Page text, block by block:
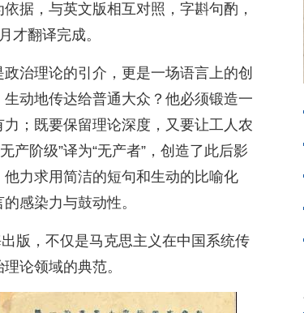
据，与英文版相互对照，字斟句酌，
才翻译完成。
治理论的引介，更是一场语言上的创
动地传达给普通大众？他必须锻造一
；既要保留理论深度，又要让工人农
产阶级”译为“无产者”，创造了此后影
力求用简洁的短句和生动的比喻化
感染力与鼓动性。
版，不仅是马克思主义在中国系统传
论领域的典范。